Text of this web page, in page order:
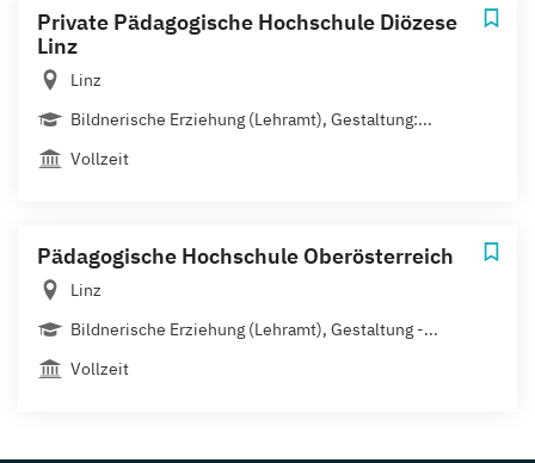
Private Pädagogische Hochschule Diözese
Linz
Linz
Bildnerische Erziehung (Lehramt), Gestaltung:...
Vollzeit
Pädagogische Hochschule Oberösterreich
Linz
Bildnerische Erziehung (Lehramt), Gestaltung -...
Vollzeit